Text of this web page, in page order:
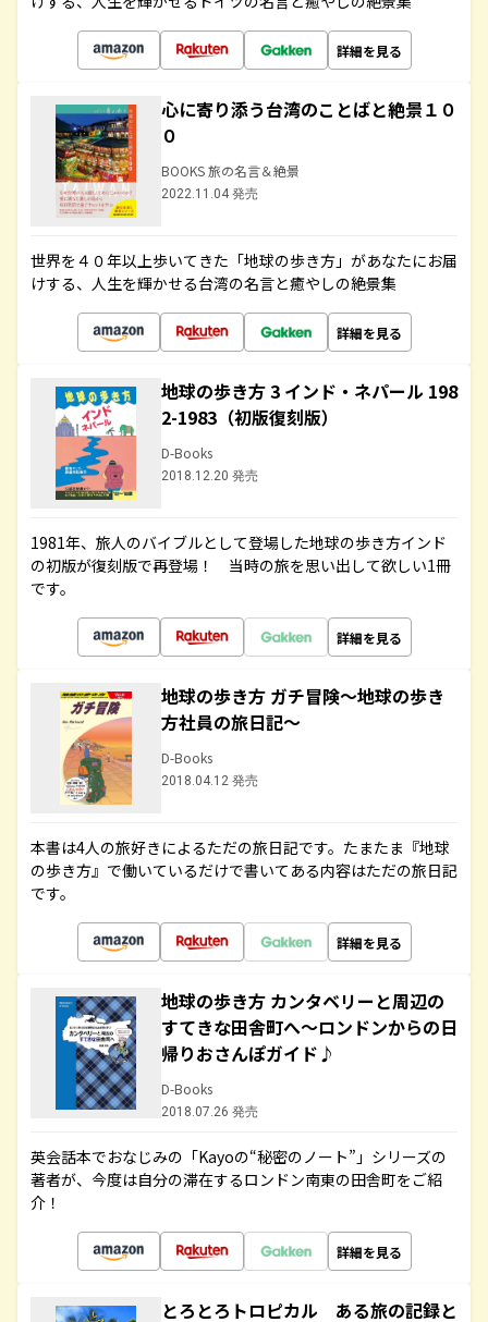
詳細を見る
心に寄り添う台湾のことばと絶景１０
０
BOOKS 旅の名言＆絶景
2022.11.04 発売
世界を４０年以上歩いてきた「地球の歩き方」があなたにお届
けする、人生を輝かせる台湾の名言と癒やしの絶景集
詳細を見る
地球の歩き方 3 インド・ネパール 198
2-1983（初版復刻版）
D-Books
2018.12.20 発売
1981年、旅人のバイブルとして登場した地球の歩き方インド
の初版が復刻版で再登場！ 当時の旅を思い出して欲しい1冊
です。
詳細を見る
地球の歩き方 ガチ冒険～地球の歩き
方社員の旅日記～
D-Books
2018.04.12 発売
本書は4人の旅好きによるただの旅日記です。たまたま『地球
の歩き方』で働いているだけで書いてある内容はただの旅日記
です。
詳細を見る
地球の歩き方 カンタベリーと周辺の
すてきな田舎町へ～ロンドンからの日
帰りおさんぽガイド♪
D-Books
2018.07.26 発売
英会話本でおなじみの「Kayoの“秘密のノート”」シリーズの
著者が、今度は自分の滞在するロンドン南東の田舎町をご紹
介！
詳細を見る
とろとろトロピカル ある旅の記録と